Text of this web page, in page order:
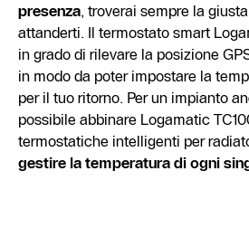
presenza, troverai sempre la
attanderti. Il termostato smart
in grado di rilevare la posizione
in modo da poter impostare la
per il tuo ritorno. Per un impianto
possibile abbinare Logamatic
termostatiche intelligenti per
gestire la temperatura di ogni